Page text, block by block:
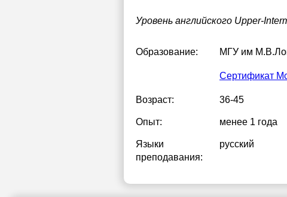
Уровень английского Upper-
Образование: МГУ им
Сертификат
Возраст: 36-45
Опыт: менее 1 года
Языки
преподавания:
русский